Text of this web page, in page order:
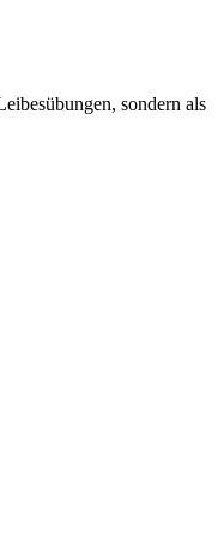
son­dern als